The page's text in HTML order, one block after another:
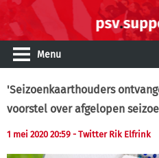
Menu
'Seizoenkaarthouders
voorstel over afgelopen
1 mei 2020 20:59 - Twitter Rik Elfrink